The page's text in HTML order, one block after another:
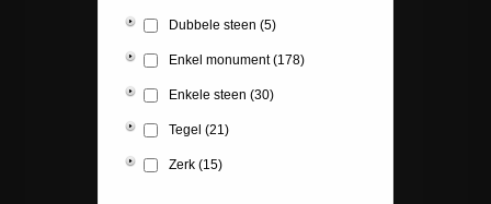
Dubbele steen (5)
Enkel monument (178)
Enkele steen (30)
Tegel (21)
Zerk (15)